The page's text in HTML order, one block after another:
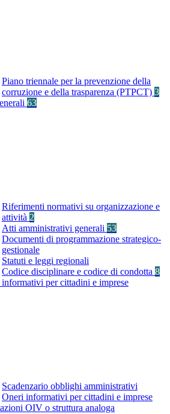
Piano triennale per la prevenzione della
corruzione e della trasparenza (PTPCT) 3
63
Riferimenti normativi su organizzazione e
attività 2
Atti amministrativi generali 53
Documenti di programmazione strategico-
gestionale
Statuti e leggi regionali
Codice disciplinare e codice di condotta 8
per cittadini e imprese
Scadenzario obblighi amministrativi
Oneri informativi per cittadini e imprese
OIV o struttura analoga